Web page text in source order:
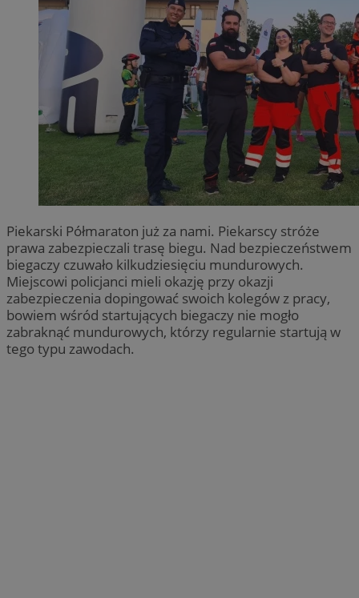
Piekarski Półmaraton już za nami. Piekarscy stróże
prawa zabezpieczali trasę biegu. Nad bezpieczeństwem
biegaczy czuwało kilkudziesięciu mundurowych.
Miejscowi policjanci mieli okazję przy okazji
zabezpieczenia dopingować swoich kolegów z pracy,
bowiem wśród startujących biegaczy nie mogło
zabraknąć mundurowych, którzy regularnie startują w
tego typu zawodach.